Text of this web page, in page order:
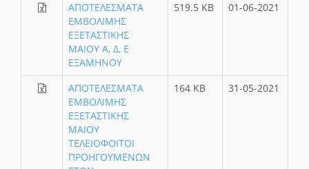
ΑΠΟΤΕΛΕΣΜΑΤΑ
ΕΜΒΟΛΙΜΗΣ
ΕΞΕΤΑΣΤΙΚΗΣ
ΜΑΙΟΥ Α, Δ, Ε
ΕΞΑΜΗΝΟΥ
519.5 KB 01-06-2021
ΑΠΟΤΕΛΕΣΜΑΤΑ
ΕΜΒΟΛΙΜΗΣ
ΕΞΕΤΑΣΤΙΚΗΣ
ΜΑΙΟΥ
ΤΕΛΕΙΟΦΟΙΤΟΙ
ΠΡΟΗΓΟΥΜΕΝΩΝ
164 KB 31-05-2021